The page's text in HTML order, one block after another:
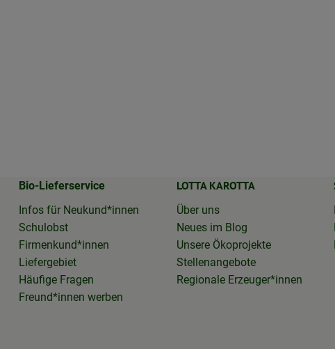
Bio-Lieferservice
Infos für Neukund*innen
Schulobst
Firmenkund*innen
Liefergebiet
Häufige Fragen
Freund*innen werben
LOTTA KAROTTA
Über uns
Neues im Blog
Unsere Ökoprojekte
Stellenangebote
Regionale Erzeuger*innen